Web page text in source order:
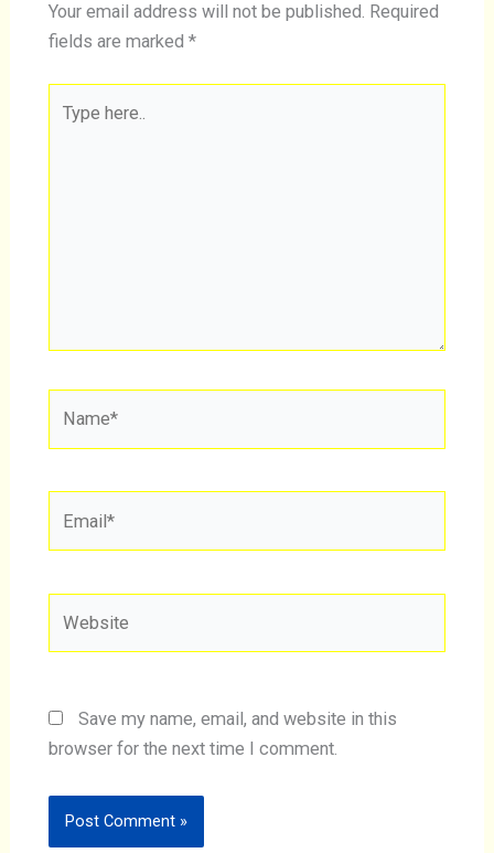
Your email address will not be published. Required
fields are marked *
here..
Save my name, email, and website in this
browser for the next time I comment.